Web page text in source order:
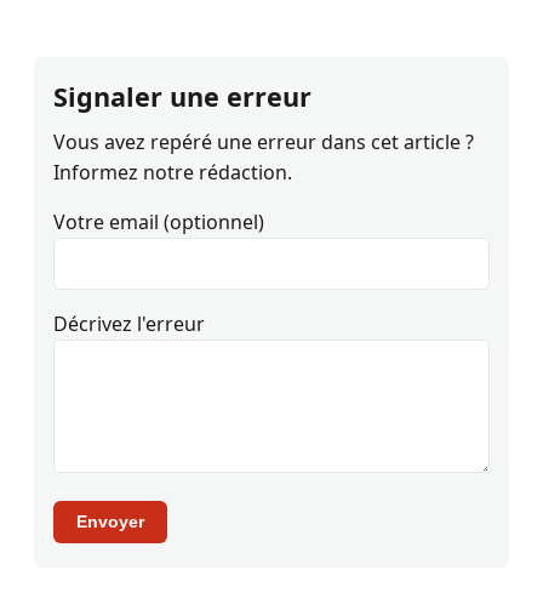
Signaler une erreur
Vous avez repéré une erreur dans cet article ?
Informez notre rédaction.
Votre email (optionnel)
Décrivez l'erreur
Envoyer